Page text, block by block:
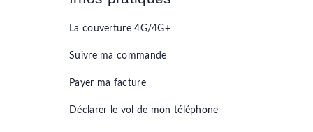
La couverture 4G/4G+
Suivre ma commande
Payer ma facture
Déclarer le vol de mon téléphone